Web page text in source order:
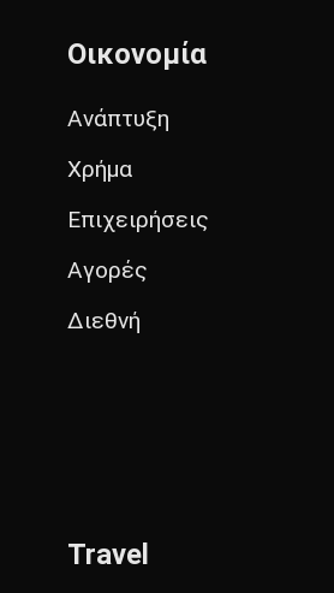
Οικονομία
Ανάπτυξη
Χρήμα
Επιχειρήσεις
Αγορές
Διεθνή
Travel